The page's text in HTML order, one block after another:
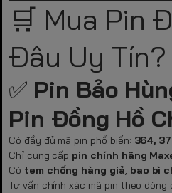
🛒 Mua Pin
Đâu Uy Tín?
✅ Pin Bảo
Pin Đồng Hồ
Có đầy đủ mã pin phổ biến: 364,
Chỉ cung cấp pin chính hãng
Có tem chống hàng giả, bao bì
Tư vấn chính xác mã pin theo dòng